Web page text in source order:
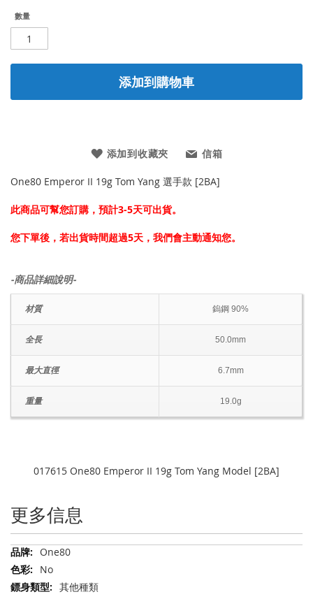
數量
添加到購物車
添加到收藏夾 信箱
One80 Emperor II 19g Tom Yang 選手款 [2BA]
此商品可幫您訂購，預計3-5天可出貨。
您下單後，若出貨時間超過5天，我們會主動通知您。
-商品詳細說明-
材質 鎢鋼 90%
全長 50.0mm
最大直徑 6.7mm
重量 19.0g
017615 One80 Emperor II 19g Tom Yang Model [2BA]
更多信息
更
多
信
息
One80
No
其他種類